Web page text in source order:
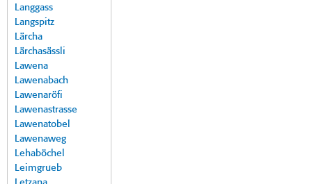
Langgass
Langspitz
Lärcha
Lärchasässli
Lawena
Lawenabach
Lawenaröfi
Lawenastrasse
Lawenatobel
Lawenaweg
Lehaböchel
Leimgrueb